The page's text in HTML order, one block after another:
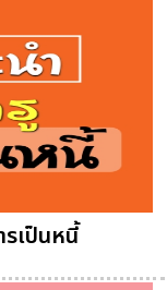
เป็นหนี้